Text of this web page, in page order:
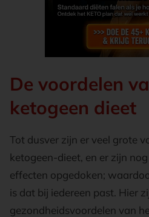
De voordelen
ketogeen dieet
Tot dusver zijn er veel grote
ketogeen-dieet, en er zijn
effecten opgedoken;
is dat bij iedereen past. Hier
gezondheidsvoordelen van